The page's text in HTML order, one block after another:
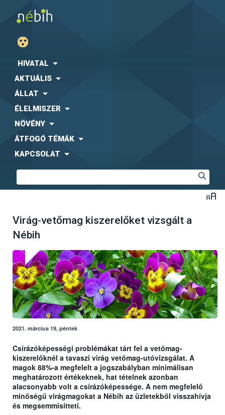
HIVATAL
AKTUÁLIS
ÁLLAT
ÉLELMISZER
NÖVÉNY
ÁTFOGÓ TÉMÁK
KAPCSOLAT
Virág-vetőmag kiszerelőket vizsgált a
Nébih
2021. március 19, péntek
Csírázóképességi problémákat tárt fel a vetőmag-
kiszerelőknél a tavaszi virág vetőmag-utóvizsgálat. A
magok 88%-a megfelelt a jogszabályban minimálisan
meghatározott értékeknek, hat tételnek azonban
alacsonyabb volt a csírázóképessége. A nem megfelelő
minőségű virágmagokat a Nébih az üzletekből visszahívja
és megsemmisítteti.